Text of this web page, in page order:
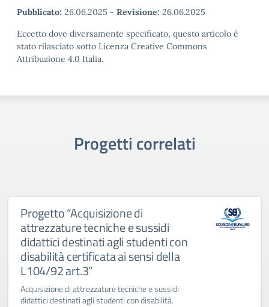
Pubblicato: 26.06.2025 - Revisione: 26.06.2025
Eccetto dove diversamente specificato, questo articolo è
stato rilasciato sotto Licenza Creative Commons
Attribuzione 4.0 Italia.
Progetti correlati
Progetto “Acquisizione di
attrezzature tecniche e sussidi
didattici destinati agli studenti con
disabilità certificata ai sensi della
L104/92 art.3”
Acquisizione di attrezzature tecniche e sussidi
didattici destinati agli studenti con disabilità.